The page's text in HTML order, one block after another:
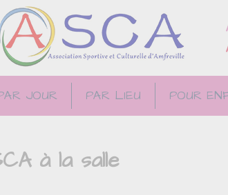
JOUR PAR LIEU POUR
à la salle